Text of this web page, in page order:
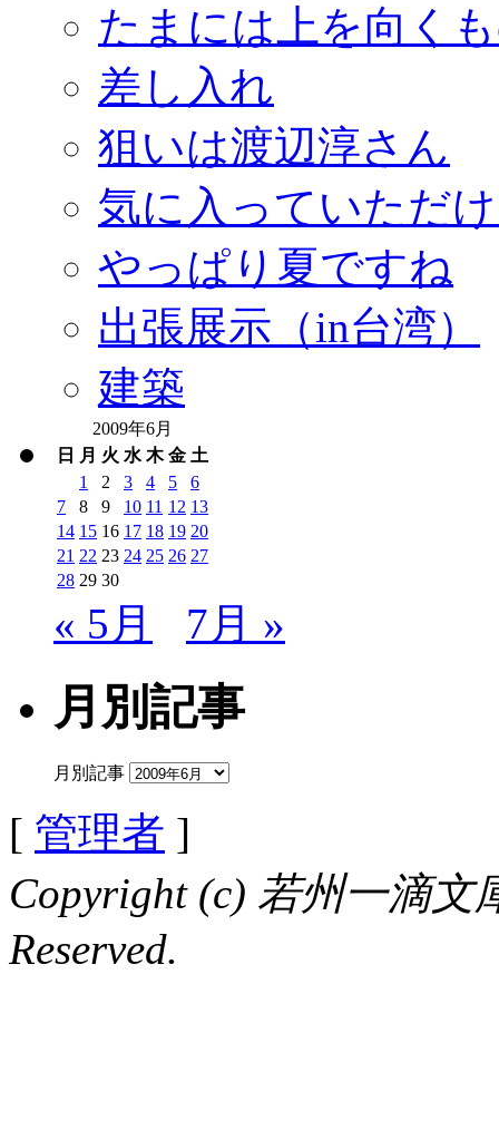
たまには上を向く
差し入れ
狙いは渡辺淳さん
気に入っていただ
やっぱり夏ですね
出張展示（in台湾）
建築
2009年6月
日
月 火 水 木 金 土
1
2 3 4 5
6
7
8 9 10 11 12 13
14 15 16 17 18 19 20
21 22 23 24 25 26 27
28 29 30
« 5月 7月 »
月別記事
月別記事
[ 管理者 ]
Copyright (c) 若州一滴
Reserved.